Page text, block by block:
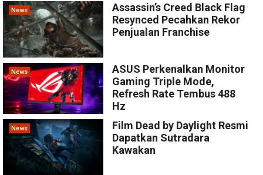
News
Assassin’s Creed Black Flag
Resynced Pecahkan Rekor
Penjualan Franchise
News
ASUS Perkenalkan Monitor
Gaming Triple Mode,
Refresh Rate Tembus 488
Hz
News
Film Dead by Daylight Resmi
Dapatkan Sutradara
Kawakan